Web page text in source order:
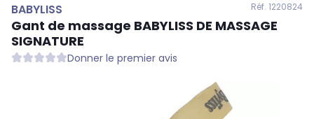
BABYLISS Réf. 1220824
Gant de massage BABYLISS DE MASSAGE
SIGNATURE
Donner le premier avis